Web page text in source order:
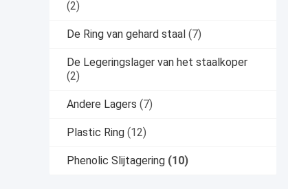
(2)
De Ring van gehard staal (7)
De Legeringslager van het staalkoper
(2)
Andere Lagers (7)
Plastic Ring (12)
Phenolic Slijtagering (10)